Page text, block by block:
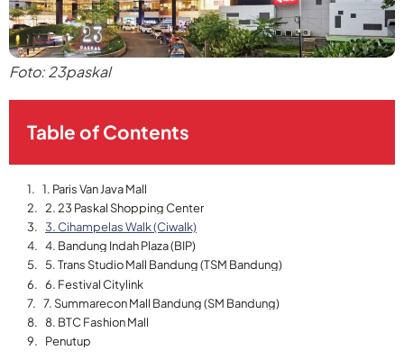
Foto: 23paskal
Table of Contents
1. Paris Van Java Mall
2. 23 Paskal Shopping Center
3. Cihampelas Walk (Ciwalk)
4. Bandung Indah Plaza (BIP)
5. Trans Studio Mall Bandung (TSM Bandung)
6. Festival Citylink
7. Summarecon Mall Bandung (SM Bandung)
8. BTC Fashion Mall
Penutup